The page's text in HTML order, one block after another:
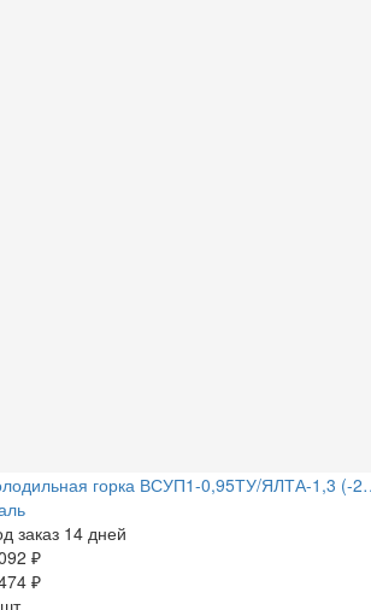
горка ВСУП1-0,95ТУ/ЯЛТА-1,3 (-
заказ 14 дней
₽
₽